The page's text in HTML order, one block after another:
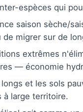
espèces qui
saison sèche/
de migrer sur de
extrêmes
— économie
et les sols
à large territoire.